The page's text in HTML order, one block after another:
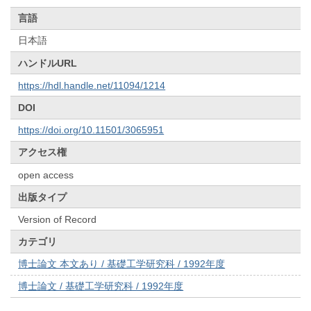
言語
日本語
ハンドルURL
https://hdl.handle.net/11094/1214
DOI
https://doi.org/10.11501/3065951
アクセス権
open access
出版タイプ
Version of Record
カテゴリ
博士論文 本文あり / 基礎工学研究科 / 1992年度
博士論文 / 基礎工学研究科 / 1992年度